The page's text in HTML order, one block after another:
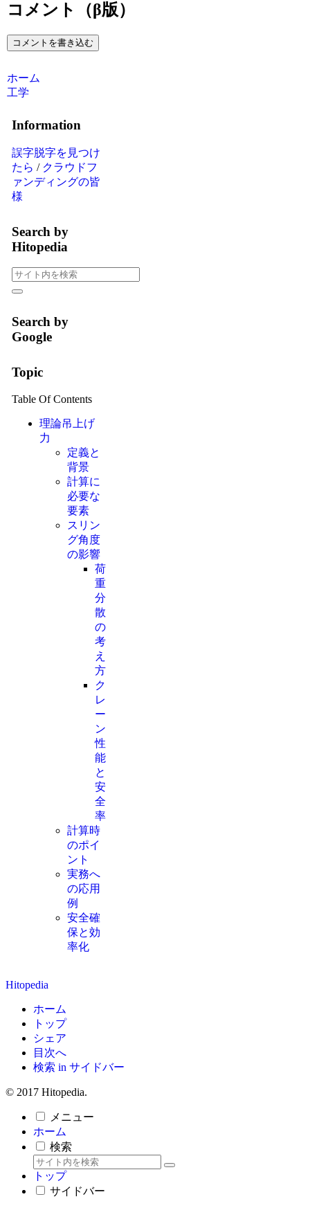
コメント（β版）
コメントを書き込む
ホーム
工学
Information
誤字脱字を見つけ
たら / クラウドフ
ァンディングの皆
様
Search by
Hitopedia
Search by
Google
Topic
Table Of Contents
理論吊上げ
力
定義と
背景
計算に
必要な
要素
スリン
グ角度
の影響
荷
重
分
散
の
考
え
方
ク
レ
ー
ン
性
能
と
安
全
率
計算時
のポイ
ント
実務へ
の応用
例
安全確
保と効
率化
Hitopedia
ホーム
トップ
シェア
目次へ
検索 in サイドバー
© 2017 Hitopedia.
メニュー
ホーム
検索
トップ
サイドバー